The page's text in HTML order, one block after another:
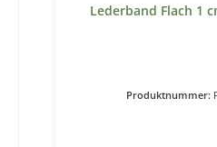
Lederband Flach 1
Produktnummer: